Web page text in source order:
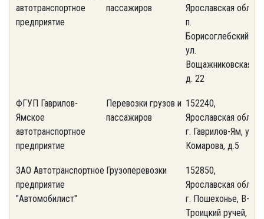
автотранспортное
предприятие
пассажиров
Ярославская обл.,
п.
Борисоглебский,
ул.
Вощажниковская,
д. 22
ФГУП Гаврилов-
Ямское
автотранспортное
предприятие
Перевозки грузов и
пассажиров
152240,
Ярославская обл.,
г. Гаврилов-Ям, ул.
Комарова, д.5
ЗАО Автотранспортное
предприятие
"Автомобилист"
Грузоперевозки
152850,
Ярославская обл.,
г. Пошехонье, В-
Троицкий ручей, д.